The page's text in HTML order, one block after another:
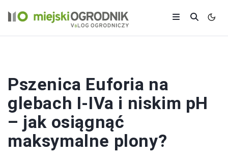
Pszenica Euforia na
glebach I-IVa i niskim pH
– jak osiągnąć
maksymalne plony?